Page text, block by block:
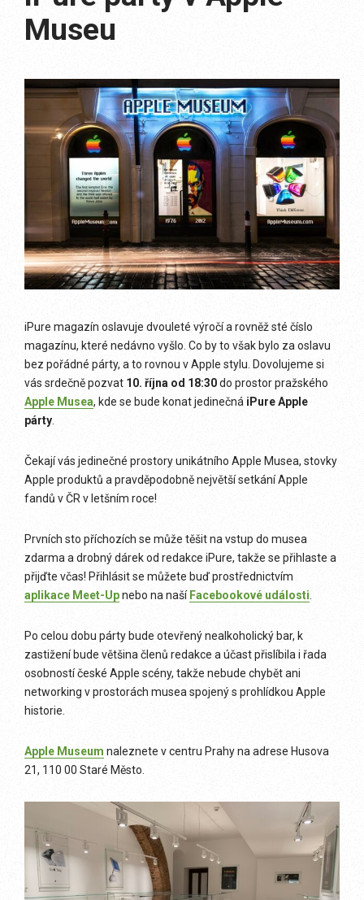
Museu
iPure magazín oslavuje dvouleté výročí a rovněž sté číslo
magazínu, které nedávno vyšlo. Co by to však bylo za oslavu
bez pořádné párty, a to rovnou v Apple stylu. Dovolujeme si
vás srdečně pozvat 10. října od 18:30do prostor pražského
Apple Musea, kde se bude konat jedinečná iPure Apple
párty
Čekají vás jedinečné prostory unikátního Apple Musea, stovky
Apple produktů a pravděpodobně největší setkání Apple
fandů v ČR v letšním roce!
Prvních sto příchozích se může těšit na vstup do musea
zdarma a drobný dárek od redakce iPure, takže se přihlaste a
přijďte včas! Přihlásit se můžete buď prostřednictvím
aplikace Meet-Upnebo na naší Facebookové události
Po celou dobu párty bude otevřený nealkoholický bar, k
zastižení bude většina členů redakce a účast přislíbila i řada
osobností české Apple scény, takže nebude chybět ani
networking v prostorách musea spojený s prohlídkou Apple
historie.
Apple Museum naleznete v centru Prahy na adrese Husova
21, 110 00 Staré Město.